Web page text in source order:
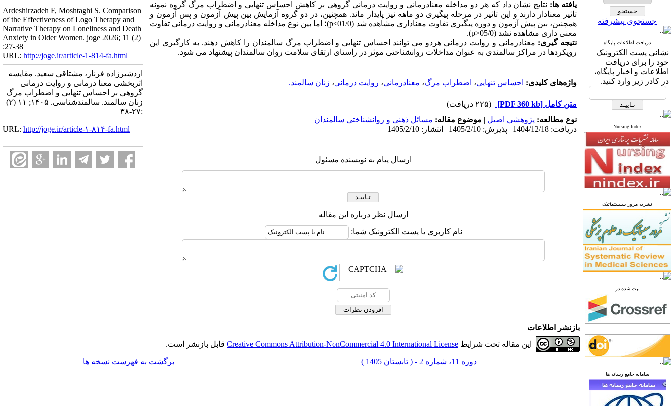
جستجوی پیشرفته
دریافت اطلاعات پایگاه
نشانی پست الکترونیک
خود را برای دریافت
اطلاعات و اخبار پایگاه،
در کادر زیر وارد کنید.
Nursing Index
نشریه مرور سیستماتیک
ثبت شده در
سامانه جامع رسانه ها
یافته ­ها: نتایج نشان داد که هر دو مداخله معنادرمانی و روایت­ درمانی گروهی بر کاهش احساس تنهایی و اضطراب مرگ گروه نمونه
تاثیر معنادار دارند و این تاثیر در مرحله پیگیری دو ماهه نیز پایدار ماند. همچنین، در دو گروه آزمایش بین پیش ­آزمون و پس ­آزمون و
همچنین، بین پیش ­آزمون و دوره پیگیری تفاوت معناداری مشاهده شد (01/0>
p)؛ اما بین نوع مداخله معنادرمانی و روایت ­درمانی تفاوت
معنی ­داری مشاهده نشد (05/0<
p
).
نتیجه­ گیری: معنادرمانی و روایت ­درمانی هردو می­ توانند احساس تنهایی و اضطراب مرگ سالمندان را کاهش دهند. به کارگیری این
رویکردها در مراکز سالمندی به عنوان مداخلات روان­شناختی موثر در راستای ارتقای سلامت روان سالمندان پیشنهاد می­ شود.
واژه‌های کلیدی: احساس تنهایی، اضطراب مرگ، معنادرمانی، روایت درمانی، زنان سالمند.
متن کامل [PDF 360 kb]
(۲۲۵ دریافت)
نوع مطالعه: پژوهشي اصیل | موضوع مقاله: مسائل ذهنی و روانشناختی سالمندان
دریافت: 1404/12/18 | پذیرش: 1405/2/10 | انتشار: 1405/2/10
ارسال پیام به نویسنده مسئول
ارسال نظر درباره این مقاله
نام کاربری یا پست الکترونیک شما:
Ardeshirzadeh F, Moshtaghi S. Comparison
of the Effectiveness of Logo Therapy and
Narrative Therapy on Loneliness and Death
Anxiety in Older Women. joge 2026; 11 (2)
:27-38
URL: http://joge.ir/article-1-814-fa.html
اردشیرزاده فرناز، مشتاقی سعید. مقایسه
اثربخشی معنا درمانی و روایت درمانی
گروهی بر احساس تنهایی و اضطراب مرگ
زنان سالمند. سالمندشناسی. ۱۴۰۵; ۱۱ (۲)
:۲۷-۳۸
URL: http://joge.ir/article-۱-۸۱۴-fa.html
بازنشر اطلاعات
این مقاله تحت شرایط Creative Commons Attribution-NonCommercial 4.0 International License قابل بازنشر است.
دوره 11، شماره 2 - ( تابستان 1405 ) برگشت به فهرست نسخه ها